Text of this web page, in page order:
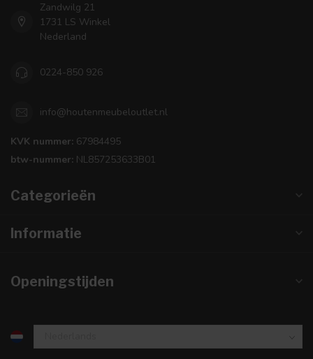
Zandwilg 21
1731 LS Winkel
Nederland
0224-850 926
info@houtenmeubeloutlet.nl
KVK nummer: 67984495
btw-nummer: NL857253633B01
Categorieën
Informatie
Openingstijden